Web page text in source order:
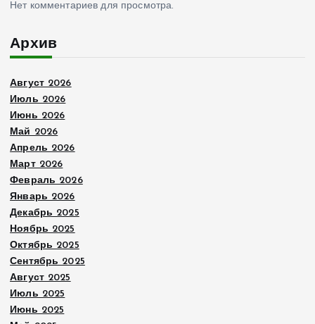
Нет комментариев для просмотра.
Архив
Август 2026
Июль 2026
Июнь 2026
Май 2026
Апрель 2026
Март 2026
Февраль 2026
Январь 2026
Декабрь 2025
Ноябрь 2025
Октябрь 2025
Сентябрь 2025
Август 2025
Июль 2025
Июнь 2025